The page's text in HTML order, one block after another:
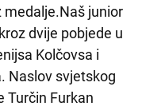
medalje.Naš junior
dvije pobjede u
Kolčovsa i
Naslov svjetskog
Turčin Furkan